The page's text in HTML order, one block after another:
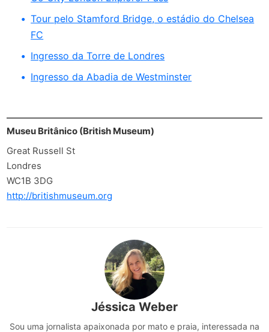
Tour pelo Stamford Bridge, o estádio do Chelsea
FC
Ingresso da Torre de Londres
Ingresso da Abadia de Westminster
Museu Britânico (British Museum)
Great Russell St
Londres
WC1B 3DG
http://britishmuseum.org
Jéssica Weber
Sou uma jornalista apaixonada por mato e praia, interessada na